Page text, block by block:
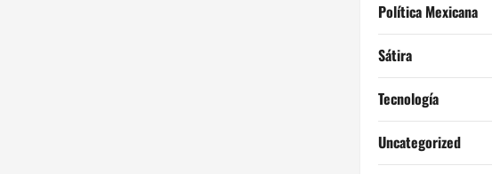
Política Mexicana
Sátira
Tecnología
Uncategorized